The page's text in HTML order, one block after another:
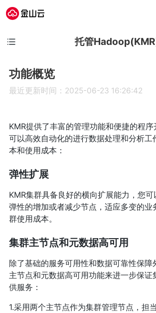
托管
功能概览
最近更新时间：2025-06-23 16:26:42
KMR提供了丰富的管理功能和便捷的程
可以高效自动化的进行数据处理和分析工
本和使用成本：
弹性扩展
KMR集群具备良好的横向扩展能力，您
弹性的增加或者减少节点，适应多变的业
群使用成本。
集群主节点和元数据高可用
除了基础的服务可用性和数据可靠性保障
主节点和元数据高可用功能来进一步保证
供服务：
1.采用两个主节点作为集群管理节点，担